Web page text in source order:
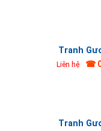
Tranh
Liên hệ ☎
Tranh